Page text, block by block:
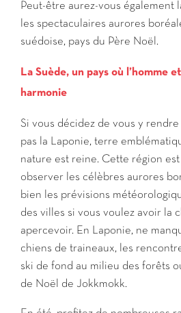
Peut-être aurez-vous également
les spectaculaires aurores
suédoise, pays du Père Noël.
La Suède, un pays où l’homme
harmonie
Si vous décidez de vous y
pas la Laponie, terre
nature est reine. Cette région
observer les célèbres aurores
bien les prévisions
des villes si vous voulez avoir la
apercevoir. En Laponie, ne
chiens de traineaux, les
ski de fond au milieu des forêts
de Noël de Jokkmokk.